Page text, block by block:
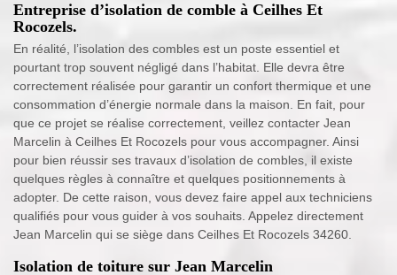
Entreprise d’isolation de comble à Ceilhes Et
Rocozels.
En réalité, l’isolation des combles est un poste essentiel et
pourtant trop souvent négligé dans l’habitat. Elle devra être
correctement réalisée pour garantir un confort thermique et une
consommation d’énergie normale dans la maison. En fait, pour
que ce projet se réalise correctement, veillez contacter Jean
Marcelin à Ceilhes Et Rocozels pour vous accompagner. Ainsi
pour bien réussir ses travaux d’isolation de combles, il existe
quelques règles à connaître et quelques positionnements à
adopter. De cette raison, vous devez faire appel aux techniciens
qualifiés pour vous guider à vos souhaits. Appelez directement
Jean Marcelin qui se siège dans Ceilhes Et Rocozels 34260.
Isolation de toiture sur Jean Marcelin